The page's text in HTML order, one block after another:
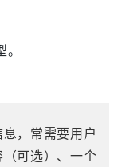
，常需要用户
可选）、一个